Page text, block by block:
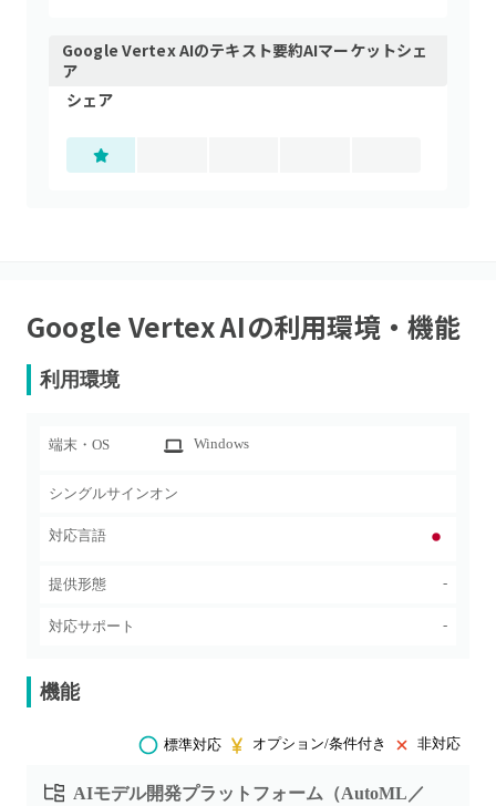
Google Vertex AIのテキスト要約AIマーケットシェ
ア
シェア
Google Vertex AIの利用環境・機能
利用環境
端末・OS Windows
シングルサインオン
対応言語
提供形態 -
対応サポート -
機能
標準対応 オプション/条件付き 非対応
AIモデル開発プラットフォーム（AutoML／